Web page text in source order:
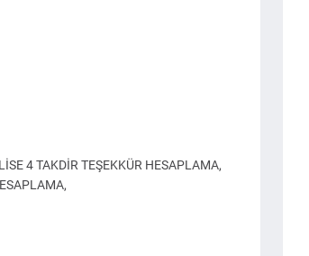
4 TAKDİR TEŞEKKÜR HESAPLAMA,